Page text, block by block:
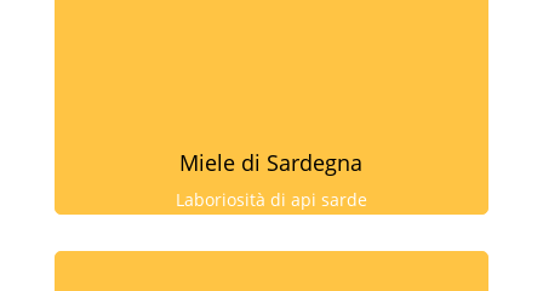
Miele di Sardegna
Laboriosità di api sarde